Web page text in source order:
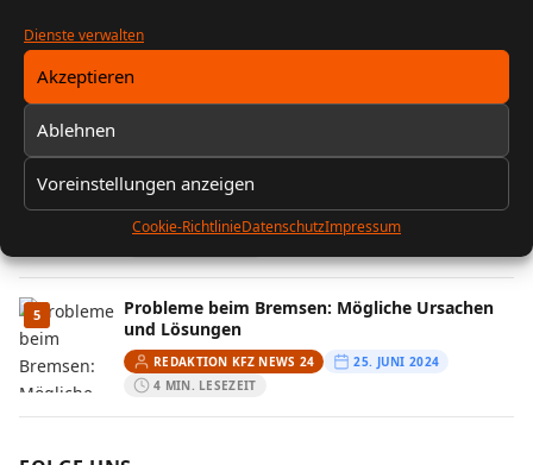
Dienste verwalten
Akzeptieren
Ablehnen
Voreinstellungen anzeigen
Cookie-RichtlinieDatenschutzImpressum
3
Wenn der Kofferraum streikt: Ursachen und
Lösungen aus der Praxis
5 MIN. LESEZEIT
4
Lösungen finden
REDAKTION KFZ NEWS 24
25. JUNI 2025
5
Probleme beim Bremsen: Mögliche Ursachen
und Lösungen
REDAKTION KFZ NEWS 24
25. JUNI 2024
4 MIN. LESEZEIT